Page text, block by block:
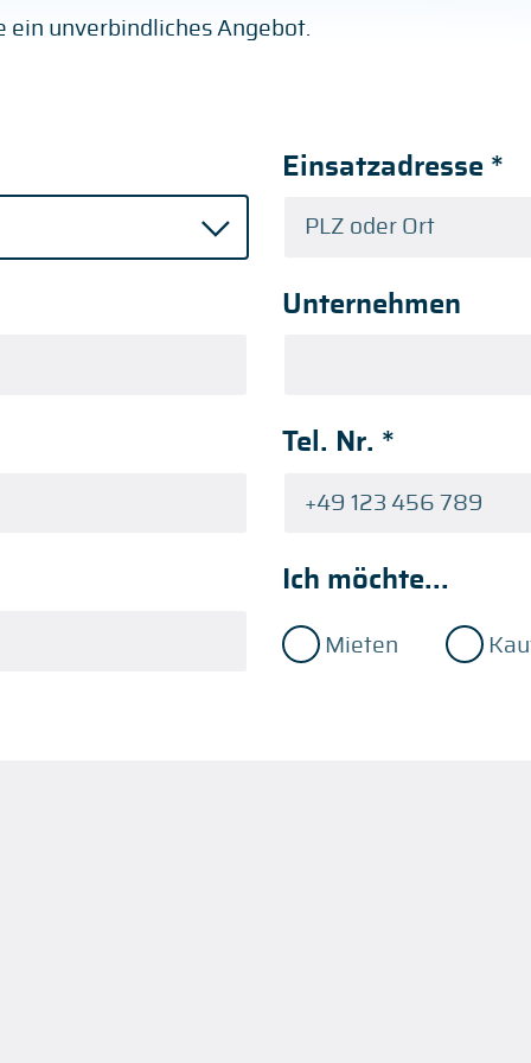
ein unverbindliches Angebot.
Einsatzadresse *
Unternehmen
Tel. Nr. *
Ich möchte...
Mieten